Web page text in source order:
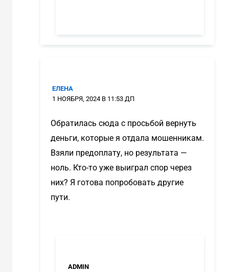
ЕЛЕНА
1 НОЯБРЯ, 2024 В 11:53 ДП
Обратилась сюда с просьбой вернуть
деньги, которые я отдала мошенникам.
Взяли предоплату, но результата —
ноль. Кто-то уже выиграл спор через
них? Я готова попробовать другие
пути.
ADMIN